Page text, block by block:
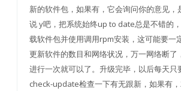
新的软件包，如果有，它会询问你的意见，
说 y吧，把系统始终up to date总是不错的
载软件包并使用调用rpm安装，这可能要一
更新软件的数目和网络状况，万一网络断了
进行一次就可以了。升级完毕，以后每天只
check-update检查一下有无跟新，如果有